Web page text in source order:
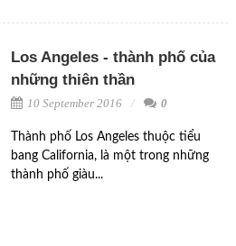
Los Angeles - thành phố của
những thiên thần
10 September 2016 0
Thành phố Los Angeles thuộc tiểu
bang California, là một trong những
thành phố giàu...